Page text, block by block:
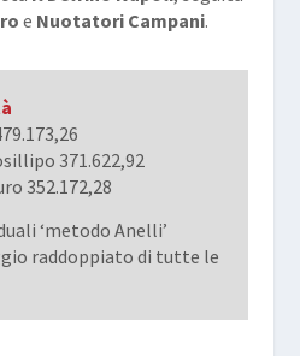
e Nuotatori Campani.
371.622,92
352.172,28
‘metodo Anelli’
raddoppiato di tutte le